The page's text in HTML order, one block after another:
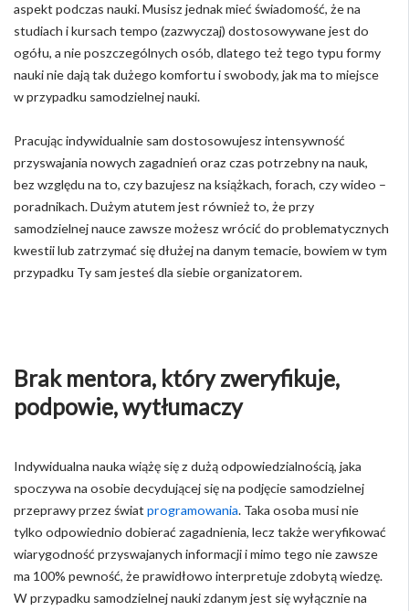
aspekt podczas nauki. Musisz jednak mieć świadomość, że na
studiach i kursach tempo (zazwyczaj) dostosowywane jest do
ogółu, a nie poszczególnych osób, dlatego też tego typu formy
nauki nie dają tak dużego komfortu i swobody, jak ma to miejsce
w przypadku samodzielnej nauki.
Pracując indywidualnie sam dostosowujesz intensywność
przyswajania nowych zagadnień oraz czas potrzebny na nauk,
bez względu na to, czy bazujesz na książkach, forach, czy wideo –
poradnikach. Dużym atutem jest również to, że przy
samodzielnej nauce zawsze możesz wrócić do problematycznych
kwestii lub zatrzymać się dłużej na danym temacie, bowiem w tym
przypadku Ty sam jesteś dla siebie organizatorem.
Brak mentora, który zweryfikuje,
podpowie, wytłumaczy
Indywidualna nauka wiążę się z dużą odpowiedzialnością, jaka
spoczywa na osobie decydującej się na podjęcie samodzielnej
przeprawy przez światprogramowania. Taka osoba musi nie
tylko odpowiednio dobierać zagadnienia, lecz także weryfikować
wiarygodność przyswajanych informacji i mimo tego nie zawsze
ma 100% pewność, że prawidłowo interpretuje zdobytą wiedzę.
W przypadku samodzielnej nauki zdanym jest się wyłącznie na